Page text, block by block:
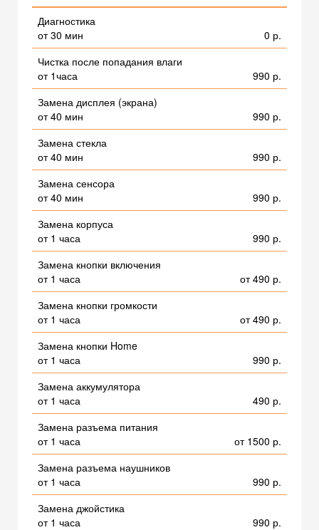
Диагностика
от 30 мин
0 р.
Чистка после попадания влаги
от 1часа
990 р.
Замена дисплея (экрана)
от 40 мин
990 р.
Замена стекла
от 40 мин
990 р.
Замена сенсора
от 40 мин
990 р.
Замена корпуса
от 1 часа
990 р.
Замена кнопки включения
от 1 часа
от 490 р.
Замена кнопки громкости
от 1 часа
от 490 р.
Замена кнопки Home
от 1 часа
990 р.
Замена аккумулятора
от 1 часа
490 р.
Замена разъема питания
от 1 часа
от 1500 р.
Замена разъема наушников
от 1 часа
990 р.
Замена джойстика
от 1 часа
990 р.